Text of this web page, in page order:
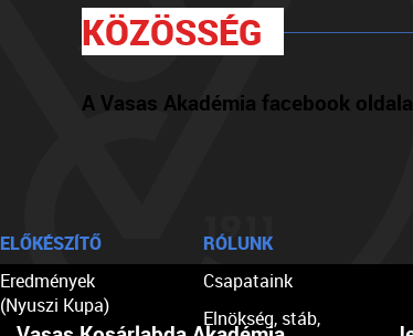
KÖZÖSSÉG
A Vasas Akadémia facebook oldala
ELŐKÉSZÍTŐ
Eredmények
(Nyuszi Kupa)
RÓLUNK
Csapataink
Elnökség, stáb,